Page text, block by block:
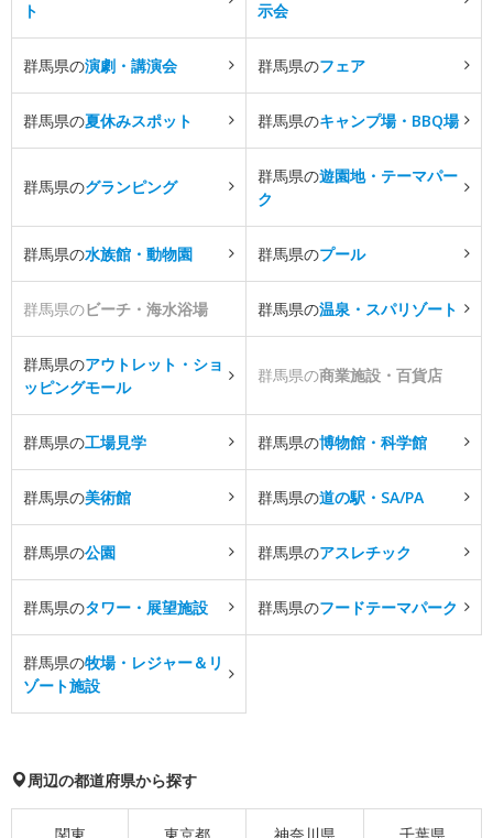
ト 示会
群馬県の演劇・講演会 群馬県のフェア
群馬県の夏休みスポット 群馬県のキャンプ場・BBQ場
群馬県のグランピング
群馬県の遊園地・テーマパー
ク
群馬県の水族館・動物園 群馬県のプール
群馬県のビーチ・海水浴場 群馬県の温泉・スパリゾート
群馬県のアウトレット・ショ
ッピングモール
群馬県の商業施設・百貨店
群馬県の工場見学 群馬県の博物館・科学館
群馬県の美術館 群馬県の道の駅・SA/PA
群馬県の公園 群馬県のアスレチック
群馬県のタワー・展望施設 群馬県のフードテーマパーク
群馬県の牧場・レジャー＆リ
ゾート施設
周辺の都道府県から探す
関東 東京都 神奈川県 千葉県